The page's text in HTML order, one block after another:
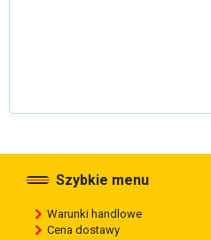
Szybkie menu
Warunki handlowe
Cena dostawy